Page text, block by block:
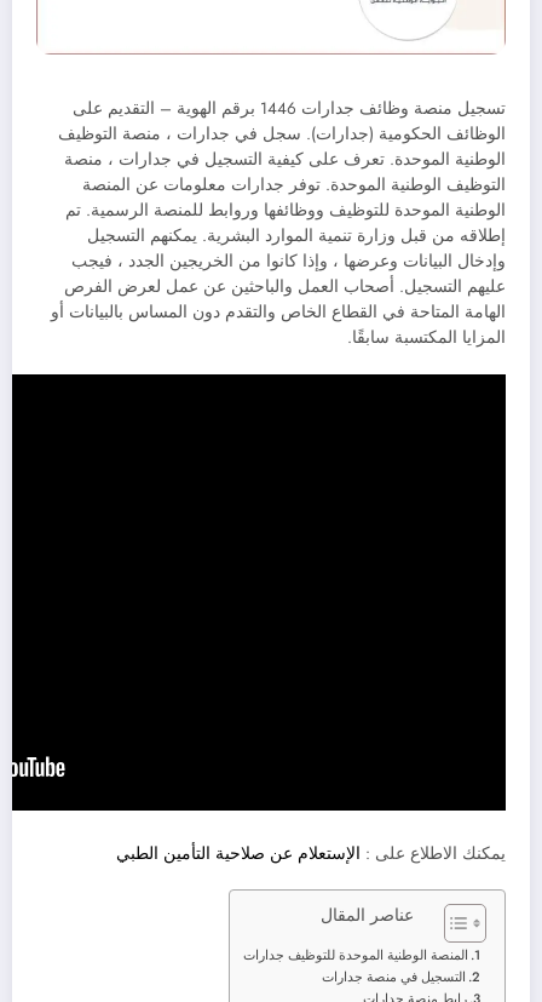
تسجيل منصة وظائف جدارات 1446 برقم الهوية – التقديم على
الوظائف الحكومية (جدارات). سجل في جدارات ، منصة التوظيف
الوطنية الموحدة. تعرف على كيفية التسجيل في جدارات ، منصة
التوظيف الوطنية الموحدة. توفر جدارات معلومات عن المنصة
الوطنية الموحدة للتوظيف ووظائفها وروابط للمنصة الرسمية. تم
إطلاقه من قبل وزارة تنمية الموارد البشرية. يمكنهم التسجيل
وإدخال البيانات وعرضها ، وإذا كانوا من الخريجين الجدد ، فيجب
عليهم التسجيل. أصحاب العمل والباحثين عن عمل لعرض الفرص
الهامة المتاحة في القطاع الخاص والتقدم دون المساس بالبيانات أو
المزايا المكتسبة سابقًا.
يمكنك الاطلاع على : الإستعلام عن صلاحية التأمين الطبي
عناصر المقال
المنصة الوطنية الموحدة للتوظيف جدارات
التسجيل في منصة جدارات